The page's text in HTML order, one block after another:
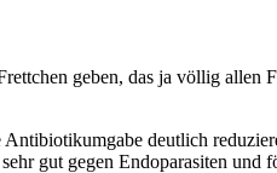
geben, das ja völlig allen
deutlich
gut gegen Endoparasiten und